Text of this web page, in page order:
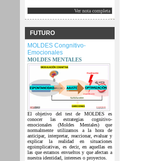
Ver nota completa
FUTURO
MOLDES Congnitivo-
Emocionales
MOLDES MENTALES
El objetivo del test de MOLDES es
conocer las estrategias cognitivo-
emocionales (Moldes Mentales) que
normalmente utilizamos a la hora de
anticipar, interpretar, reaccionar, evaluar y
explicar la realidad en situaciones
egoimplicativas, es decir, en aquellas en
las que estamos envueltos y que afectan a
nuestra identidad, intereses o proyectos.